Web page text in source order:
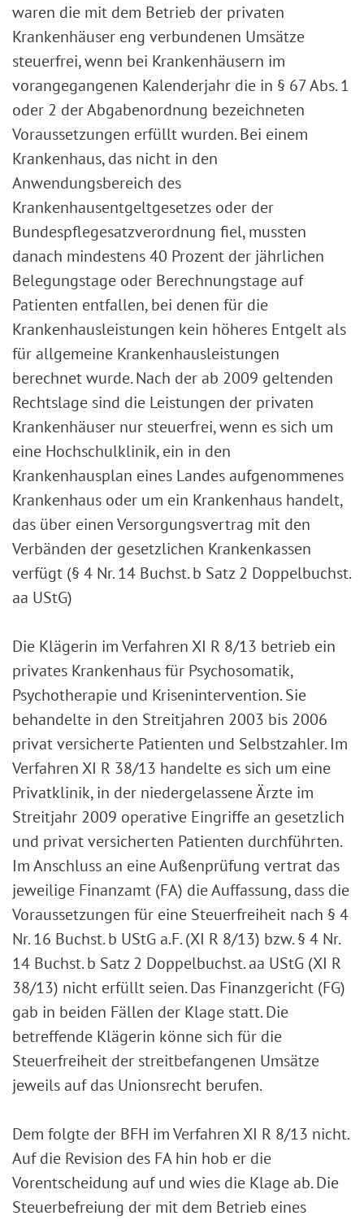
waren die mit dem Betrieb der privaten
Krankenhäuser eng verbundenen Umsätze
steuerfrei, wenn bei Krankenhäusern im
vorangegangenen Kalenderjahr die in § 67 Abs. 1
oder 2 der Abgabenordnung bezeichneten
Voraussetzungen erfüllt wurden. Bei einem
Krankenhaus, das nicht in den
Anwendungsbereich des
Krankenhausentgeltgesetzes oder der
Bundespflegesatzverordnung fiel, mussten
danach mindestens 40 Prozent der jährlichen
Belegungstage oder Berechnungstage auf
Patienten entfallen, bei denen für die
Krankenhausleistungen kein höheres Entgelt als
für allgemeine Krankenhausleistungen
berechnet wurde. Nach der ab 2009 geltenden
Rechtslage sind die Leistungen der privaten
Krankenhäuser nur steuerfrei, wenn es sich um
eine Hochschulklinik, ein in den
Krankenhausplan eines Landes aufgenommenes
Krankenhaus oder um ein Krankenhaus handelt,
das über einen Versorgungsvertrag mit den
Verbänden der gesetzlichen Krankenkassen
verfügt (§ 4 Nr. 14 Buchst. b Satz 2 Doppelbuchst.
aa UStG)
Die Klägerin im Verfahren XI R 8/13 betrieb ein
privates Krankenhaus für Psychosomatik,
Psychotherapie und Krisenintervention. Sie
behandelte in den Streitjahren 2003 bis 2006
privat versicherte Patienten und Selbstzahler. Im
Verfahren XI R 38/13 handelte es sich um eine
Privatklinik, in der niedergelassene Ärzte im
Streitjahr 2009 operative Eingriffe an gesetzlich
und privat versicherten Patienten durchführten.
Im Anschluss an eine Außenprüfung vertrat das
jeweilige Finanzamt (FA) die Auffassung, dass die
Voraussetzungen für eine Steuerfreiheit nach § 4
Nr. 16 Buchst. b UStG a.F. (XI R 8/13) bzw. § 4 Nr.
14 Buchst. b Satz 2 Doppelbuchst. aa UStG (XI R
38/13) nicht erfüllt seien. Das Finanzgericht (FG)
gab in beiden Fällen der Klage statt. Die
betreffende Klägerin könne sich für die
Steuerfreiheit der streitbefangenen Umsätze
jeweils auf das Unionsrecht berufen.
Dem folgte der BFH im Verfahren XI R 8/13 nicht.
Auf die Revision des FA hin hob er die
Vorentscheidung auf und wies die Klage ab. Die
Steuerbefreiung der mit dem Betrieb eines